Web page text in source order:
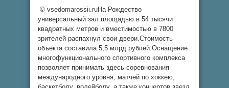
© vsedomarossii.ruНа Рождество
универсальный зал площадью в 54 тысячи
квадратных метров и вместимостью в 7800
зрителей распахнул свои двери.Стоимость
объекта составила 5,5 млрд рублей.Оснащение
многофункционального спортивного комплекса
позволяет принимать здесь соревнования
международного уровня, матчей по хоккею,